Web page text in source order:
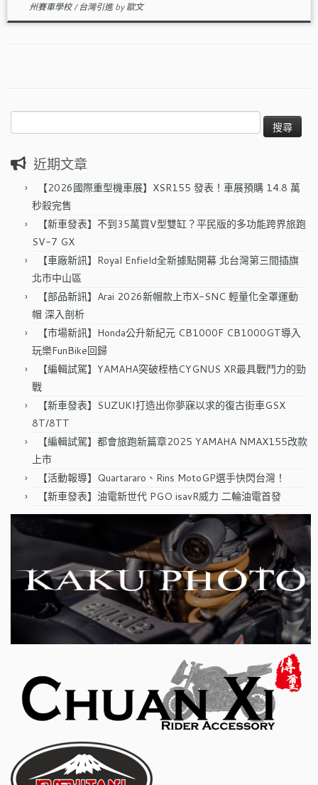
州賽車學校/台灣引進by歐文
尋
鍵
近期文章
【2026國際重型機車展】XSR155 發表！車展預購 14.8 萬
秒殺完售
【新車發表】不到35萬買V型雙缸？平民版的多功能跨界旅跑
SV-7 GX
【車廠新訊】Royal Enfield全新據點開幕 北台灣第三間插旗
北市中山區
【部品新訊】Arai 2026新帽款上市X-SNC 輕量化全罩運動
帽 深入剖析
【市場新訊】Honda公升新紀元 CB1000F CB1000GT導入
玩樂FunBike回歸
【編輯試駕】YAMAHA突破桎梏CYGNUS XR最具戰鬥力的勁
戰
【新車發表】SUZUKI打造出你夢寐以求的復古街車GSX
8T/8TT
【編輯試駕】都會旅跑新篇章2025 YAMAHA NMAX155改款
上市
【活動報導】Quartararo、Rins MotoGP選手快閃台灣！
【新車發表】油電新世代 PGO isavR威力 二輪油電首發